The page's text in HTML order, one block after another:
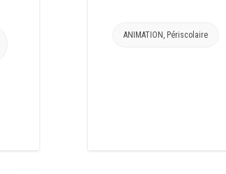
ANIMATION , Périscolaire